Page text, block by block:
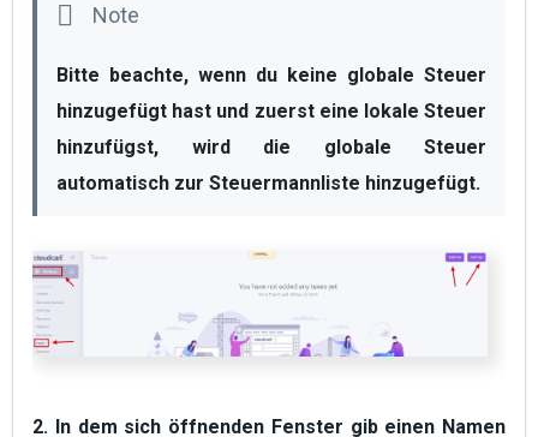
Bitte beachte, wenn du keine globale Steuer
hinzugefügt hast und zuerst eine lokale Steuer
hinzufügst, wird die globale Steuer
automatisch zur Steuermannliste hinzugefügt.
2. In dem sich öffnenden Fenster gib einen Namen